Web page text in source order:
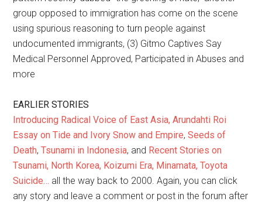
group opposed to immigration has come on the scene
using spurious reasoning to turn people against
undocumented immigrants, (3) Gitmo Captives Say
Medical Personnel Approved, Participated in Abuses and
more
EARLIER STORIES
Introducing Radical Voice of East Asia, Arundahti Roi
Essay on Tide and Ivory Snow and Empire,Seeds of
Death,Tsunami in Indonesia, and Recent Stories on
Tsunami, North Korea, Koizumi Era, Minamata, Toyota
Suicide… all the way back to 2000. Again, you can click
any story and leave a comment or post in the forum after